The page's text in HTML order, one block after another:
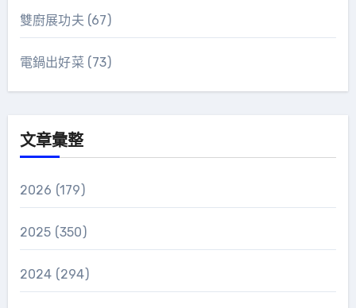
雙廚展功夫 (67)
電鍋出好菜 (73)
文章彙整
2026 (179)
2025 (350)
2024 (294)